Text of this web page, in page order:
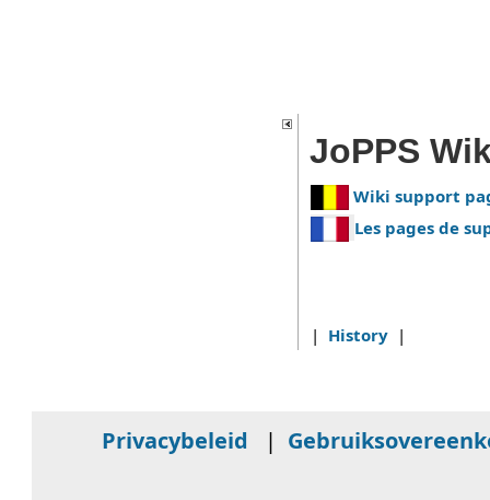
JoPPS
Wiki support
Les pages de
| History |
Privacybeleid |